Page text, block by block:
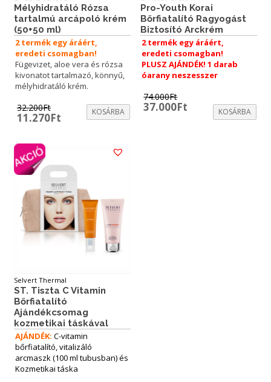
Mélyhidratáló Rózsa
tartalmú arcápoló krém
(50+50 ml)
2 termék egy áráért,
eredeti csomagban!
Fügevizet, aloe vera és rózsa
kivonatot tartalmazó, könnyű,
mélyhidratáló krém.
32.200Ft
Original
32.200Ft.
11.270FtCurrentKOSÁRBA
Pro-Youth Korai
Bőrfiatalító Ragyogást
Biztosító Arckrém
2 termék egy áráért,
eredeti csomagban!
PLUSZ AJÁNDÉK! 1 darab
óarany neszesszer
74.000Ft
Original
37.000Ft CurrentKOSÁRBA
Selvert Thermal
ST. Tiszta C Vitamin
Bőrfiatalító
Ajándékcsomag
kozmetikai táskával
AJÁNDÉK: C-vitamin
bőrfiatalító, vitalizáló
arcmaszk (100 ml tubusban) és
Kozmetikai táska